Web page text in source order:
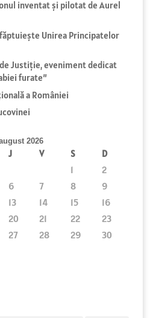
inventat și pilotat de Aurel
Unirea Principatelor
Justiție, eveniment dedicat
furate”
a României
2026
J V S
D
1
2
6 7 8
9
13 14 15
16
20 21 22
23
27 28 29
30